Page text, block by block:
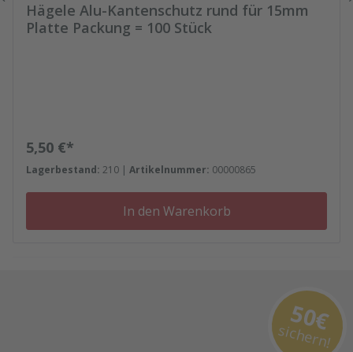
Hägele Alu-Kantenschutz rund für 15mm
Platte Packung = 100 Stück
Regulärer Preis:
5,50 €*
Lagerbestand: 210 | Artikelnummer: 00000865
In den Warenkorb
50€
sichern!